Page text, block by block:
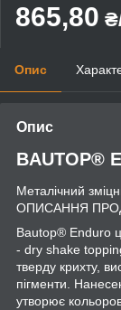
865,80
Опис
Опис
BAUTOP®
Металічний
ОПИСАННЯ
Bautop® Enduro
- dry shake
тверду крихту,
пігменти.
утворює